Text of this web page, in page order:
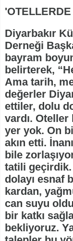
Diyarbakır
Derneği
bayram
belirterek,
Ama tarih,
değerler
ettiler, dolu
vardı.
yer yok. On
akın etti.
bile
tatili geçirdik.
dolayı esnaf
kardan,
can suyu
bir katkı
bekliyoruz.